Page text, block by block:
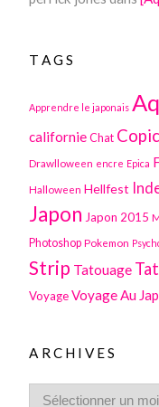
TAGS
Apprendre le japonais
californie Chat Copic
Drawlloween encre Epica
Halloween Hellfest
Japon Japon 2015
Photoshop Pokemon
Strip Tatouage
Voyage Voyage Au
ARCHIVES